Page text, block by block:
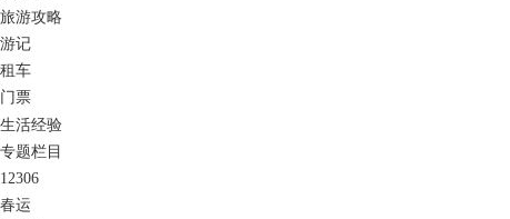
旅游攻略
游记
租车
门票
生活经验
专题栏目
12306
春运